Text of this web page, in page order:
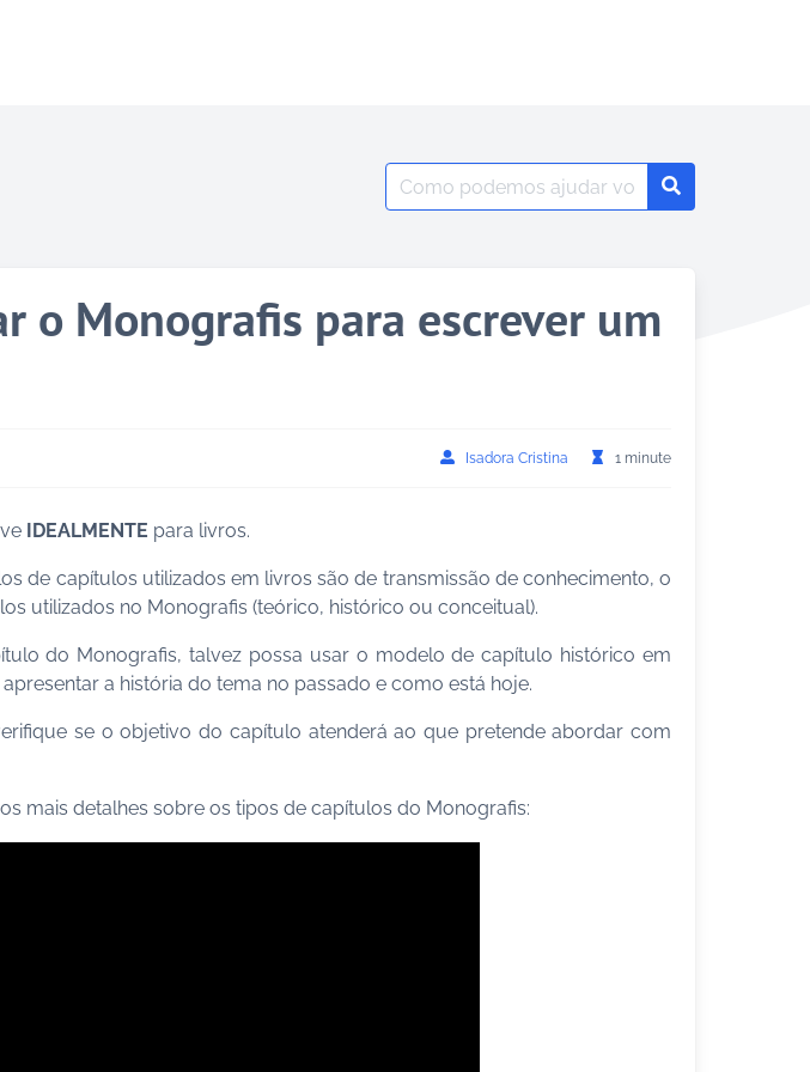
Search
for:
Search
o Monografis para escrever um
Isadora Cristina 1 minute
IDEALMENTE para livros.
de capítulos utilizados em livros são de transmissão de conhecimento, o
utilizados no Monografis (teórico, histórico ou conceitual).
do Monografis, talvez possa usar o modelo de capítulo histórico em
a história do tema no passado e como está hoje.
se o objetivo do capítulo atenderá ao que pretende abordar com
mais detalhes sobre os tipos de capítulos do Monografis: